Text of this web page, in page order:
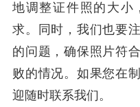
地调整证件照的大小
求。同时，我们也要
的问题，确保照片符
败的情况。如果您在
迎随时联系我们。